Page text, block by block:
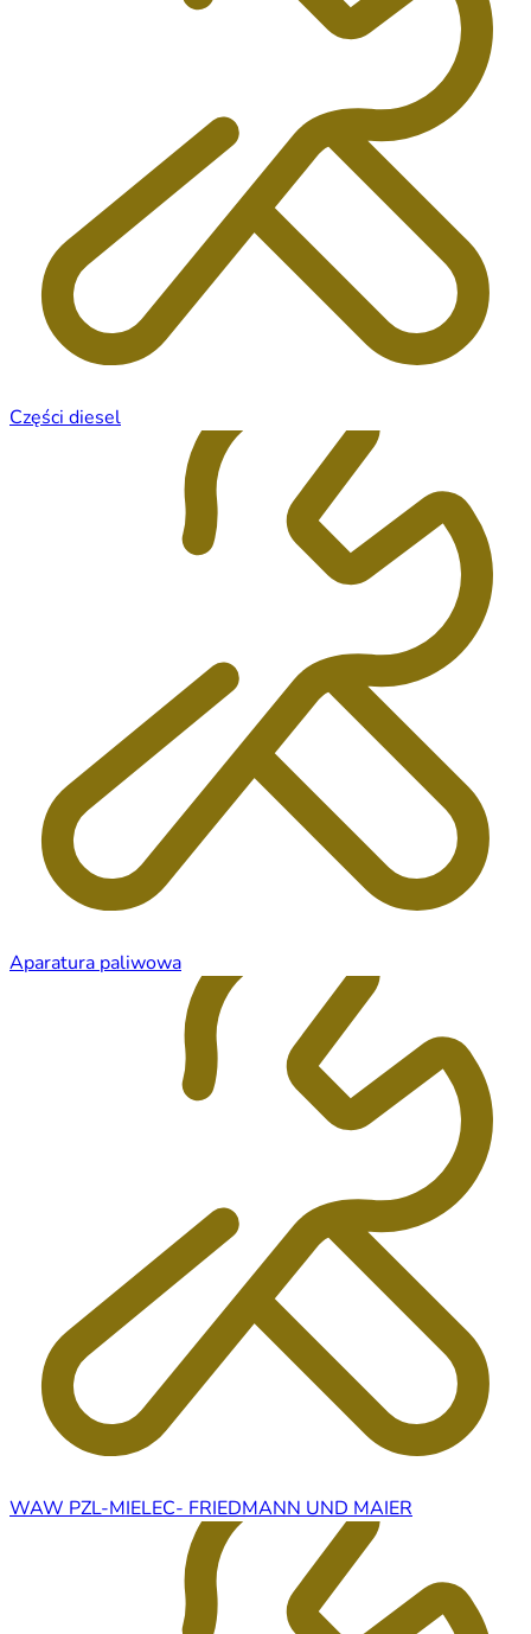
Części diesel
Aparatura paliwowa
WAW PZL-MIELEC- FRIEDMANN UND MAIER